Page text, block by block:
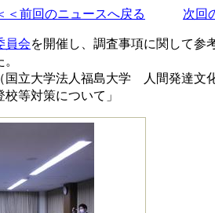
＜前回のニュースへ戻る 次回
員会を開催し、調査事項に関して参
大学法人福島大学 人間発達文化
等対策について」